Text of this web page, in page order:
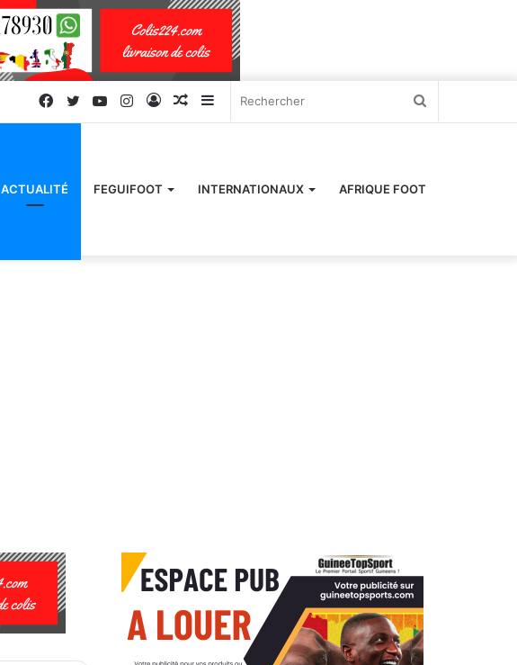
Sidebar
latérale)
Article
Connexion
Instagram
YouTube
Twitter
Facebook
ACTUALITÉ FEGUIFOOT INTERNATIONAUX AFRIQUE FOOT